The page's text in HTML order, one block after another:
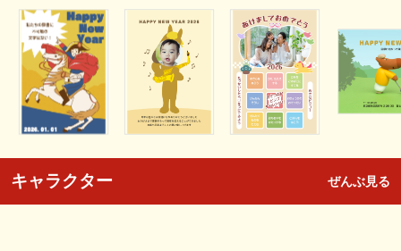
キャラクター ぜんぶ見る